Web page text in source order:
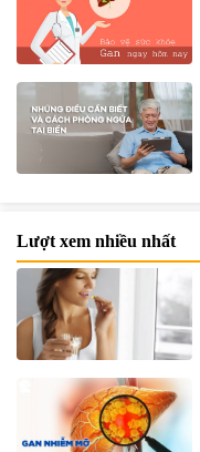
Lượt xem nhiều nhất